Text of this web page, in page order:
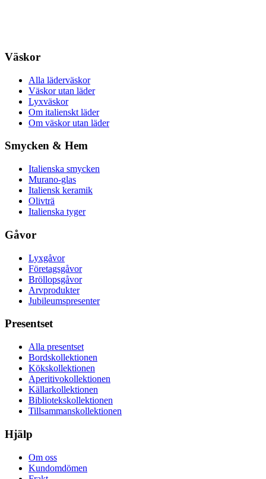
Väskor
Alla läderväskor
Väskor utan läder
Lyxväskor
Om italienskt läder
Om väskor utan läder
Smycken & Hem
Italienska smycken
Murano-glas
Italiensk keramik
Olivträ
Italienska tyger
Gåvor
Lyxgåvor
Företagsgåvor
Bröllopsgåvor
Arvprodukter
Jubileumspresenter
Presentset
Alla presentset
Bordskollektionen
Kökskollektionen
Aperitivokollektionen
Källarkollektionen
Bibliotekskollektionen
Tillsammanskollektionen
Hjälp
Om oss
Kundomdömen